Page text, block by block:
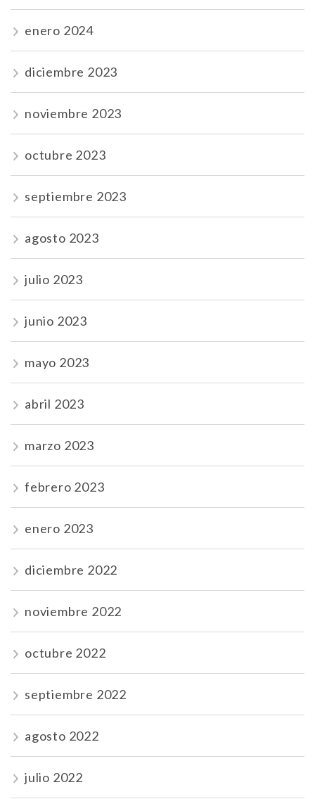
enero 2024
diciembre 2023
noviembre 2023
octubre 2023
septiembre 2023
agosto 2023
julio 2023
junio 2023
mayo 2023
abril 2023
marzo 2023
febrero 2023
enero 2023
diciembre 2022
noviembre 2022
octubre 2022
septiembre 2022
agosto 2022
julio 2022